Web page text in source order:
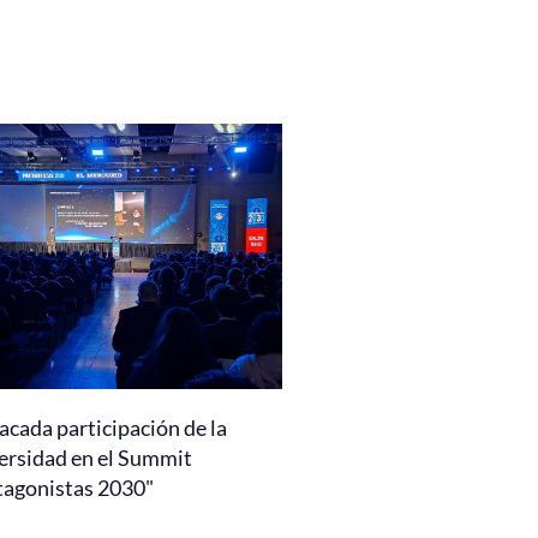
participación de la
en el Summit
2030"